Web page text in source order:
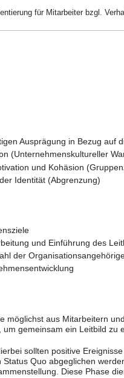
für Mitarbeiter bzgl.
Ausprägung in Bezug auf
(Unternehmenskultureller
und Kohäsion
Identität (Abgrenzung)
und Einführung des
der
möglichst aus Mitarbeitern
gemeinsam ein Leitbild zu
sollten positive
Quo abgeglichen
Diese Phase